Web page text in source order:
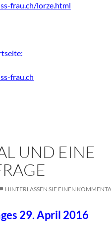
frau.ch/lorze.html
frau.ch
UND EINE
HINTERLASSEN SIE EINEN
29. April 2016